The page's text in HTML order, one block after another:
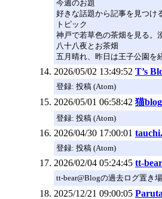
今週のお題
好きな話題から記事を見つけ
トピック
神戸で若草色の茶畑を見る。
八十八夜とお茶畑
五月晴れ、昨日は王子公園を
2026/05/02 13:49:52 T’s
登録: 投稿 (Atom)
2026/05/01 06:58:42 猫
登録: 投稿 (Atom)
2026/04/30 17:00:01
登録: 投稿 (Atom)
2026/02/04 05:24:45 tt-
tt-bear@Blogの過去ログ置き場
2025/12/21 09:00:05